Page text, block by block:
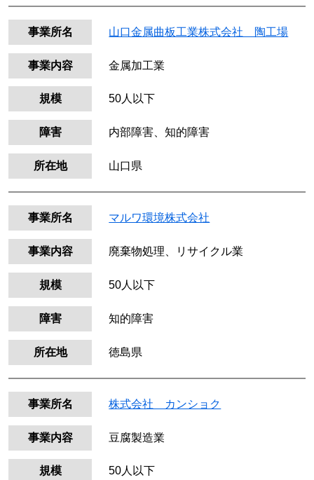
事業所名 山口金属曲板工業株式会社 陶工場
事業内容 金属加工業
規模 50人以下
障害 内部障害、知的障害
所在地 山口県
事業所名 マルワ環境株式会社
事業内容 廃棄物処理、リサイクル業
規模 50人以下
障害 知的障害
所在地 徳島県
事業所名 株式会社 カンショク
事業内容 豆腐製造業
規模 50人以下